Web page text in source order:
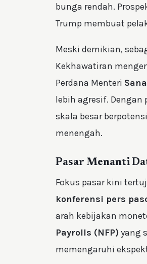
bunga rendah.
Trump membuat
Meski demikian,
Kekhawatiran
Perdana Menteri
lebih agresif.
skala besar
menengah.
Pasar Menanti
Fokus pasar kini
konferensi pers
arah kebijakan
Payrolls (NFP)yang
memengaruhi